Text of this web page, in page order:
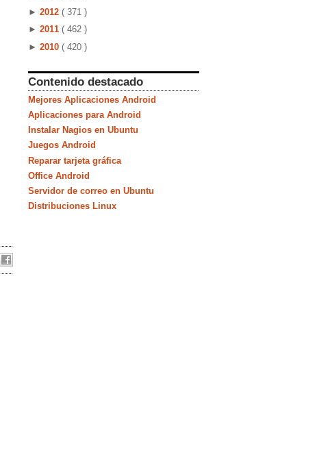
► 2012 ( 371 )
► 2011 ( 462 )
► 2010 ( 420 )
Contenido destacado
Mejores Aplicaciones Android
Aplicaciones para Android
Instalar Nagios en Ubuntu
Juegos Android
Reparar tarjeta gráfica
Office Android
Servidor de correo en Ubuntu
Distribuciones Linux